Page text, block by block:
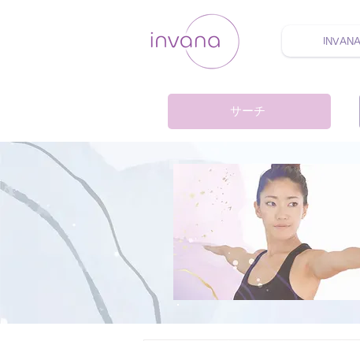
INVANA
サーチ